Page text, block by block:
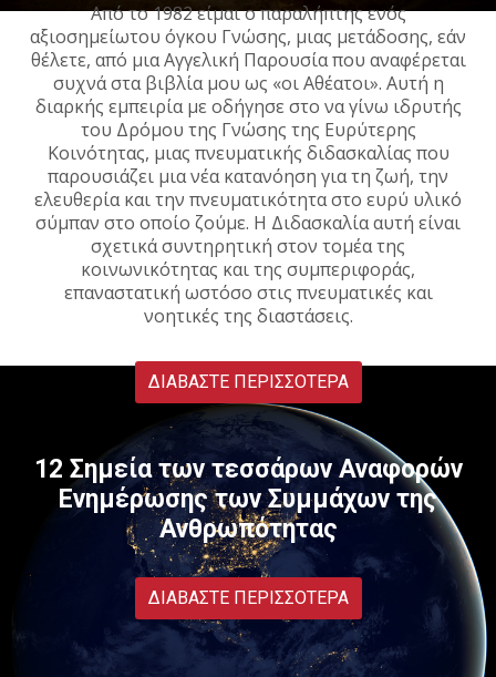
Από το 1982 είμαι ο παραλήπτης ενός
αξιοσημείωτου όγκου Γνώσης, μιας μετάδοσης, εάν
θέλετε, από μια Αγγελική Παρουσία που αναφέρεται
συχνά στα βιβλία μου ως «οι Αθέατοι». Αυτή η
διαρκής εμπειρία με οδήγησε στο να γίνω ιδρυτής
του Δρόμου της Γνώσης της Ευρύτερης
Κοινότητας, μιας πνευματικής διδασκαλίας που
παρουσιάζει μια νέα κατανόηση για τη ζωή, την
ελευθερία και την πνευματικότητα στο ευρύ υλικό
σύμπαν στο οποίο ζούμε. Η Διδασκαλία αυτή είναι
σχετικά συντηρητική στον τομέα της
κοινωνικότητας και της συμπεριφοράς,
επαναστατική ωστόσο στις πνευματικές και
νοητικές της διαστάσεις.
ΔΙΑΒΆΣΤΕ ΠΕΡΙΣΣΌΤΕΡΑ
12 Σημεία των τεσσάρων Αναφορών
Ενημέρωσης των Συμμάχων της
Ανθρωπότητας
ΔΙΑΒΆΣΤΕ ΠΕΡΙΣΣΌΤΕΡΑ